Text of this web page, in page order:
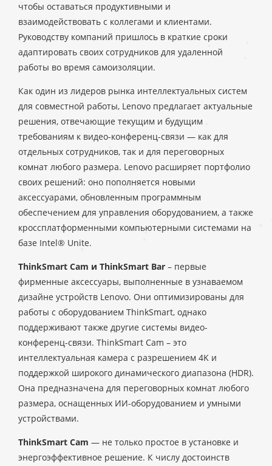
чтобы оставаться продуктивными и
взаимодействовать с коллегами и клиентами.
Руководству компаний пришлось в краткие сроки
адаптировать своих сотрудников для удаленной
работы во время самоизоляции.
Как один из лидеров рынка интеллектуальных систем
для совместной работы, Lenovo предлагает актуальные
решения, отвечающие текущим и будущим
требованиям к видео-конференц-связи — как для
отдельных сотрудников, так и для переговорных
комнат любого размера. Lenovo расширяет портфолио
своих решений: оно пополняется новыми
аксессуарами, обновленным программным
обеспечением для управления оборудованием, а также
кроссплатформенными компьютерными системами на
базе Intel® Unite.
ThinkSmart Cam и ThinkSmart Bar – первые
фирменные аксессуары, выполненные в узнаваемом
дизайне устройств Lenovo. Они оптимизированы для
работы с оборудованием ThinkSmart, однако
поддерживают также другие системы видео-
конференц-связи. ThinkSmart Cam – это
интеллектуальная камера с разрешением 4K и
поддержкой широкого динамического диапазона (HDR).
Она предназначена для переговорных комнат любого
размера, оснащенных ИИ-оборудованием и умными
устройствами.
ThinkSmart Cam — не только простое в установке и
энергоэффективное решение. К числу достоинств